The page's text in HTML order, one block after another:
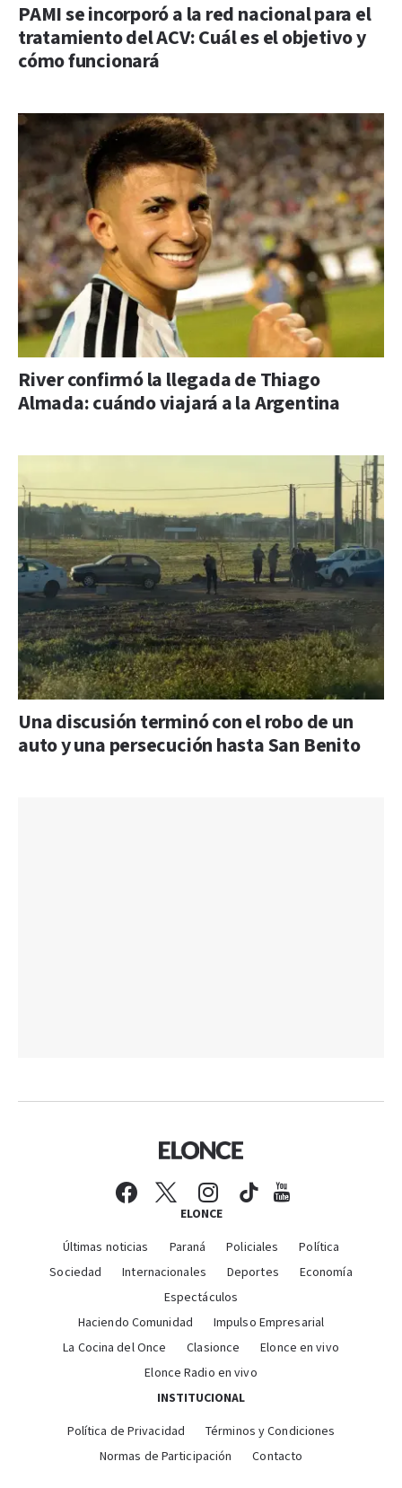
PAMI se incorporó a la red nacional para el
tratamiento del ACV: Cuál es el objetivo y
cómo funcionará
River confirmó la llegada de Thiago
Almada: cuándo viajará a la Argentina
Una discusión terminó con el robo de un
auto y una persecución hasta San Benito
ELONCE
Últimas noticias Paraná Policiales
Política
Sociedad
Internacionales Deportes
Economía
Espectáculos
Haciendo Comunidad
Impulso Empresarial
La Cocina del Once
Clasionce
Elonce en vivo
Elonce Radio en vivo
INSTITUCIONAL
Política de Privacidad
Términos y Condiciones
Normas de Participación
Contacto